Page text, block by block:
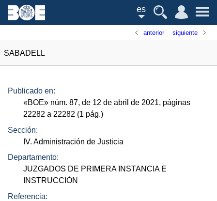
es
anterior siguiente
SABADELL
Publicado en:
«BOE» núm. 87, de 12 de abril de 2021, páginas
22282 a 22282 (1 pág.)
Sección:
IV. Administración de Justicia
Departamento:
JUZGADOS DE PRIMERA INSTANCIA E
INSTRUCCIÓN
Referencia: